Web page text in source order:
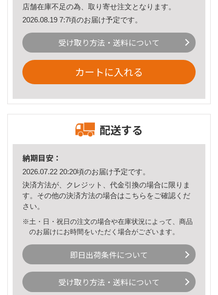
店舗在庫不足の為、取り寄せ注文となります。
2026.08.19 7:7頃のお届け予定です。
受け取り方法・送料について
カートに入れる
配送する
納期目安：
2026.07.22 20:20頃のお届け予定です。
決済方法が、クレジット、代金引換の場合に限りま
す。その他の決済方法の場合はこちら をご確認くだ
さい。
※土・日・祝日の注文の場合や在庫状況によって、商品
のお届けにお時間をいただく場合がございます。
即日出荷条件について
受け取り方法・送料について